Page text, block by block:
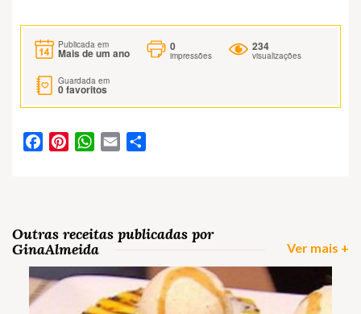
Publicada em
Mais de um ano
0
impressões
234
visualizações
Guardada em
0favoritos
FacebookPinterestWhatsApp
Email
Outras receitas publicadas por
GinaAlmeida
Ver mais +